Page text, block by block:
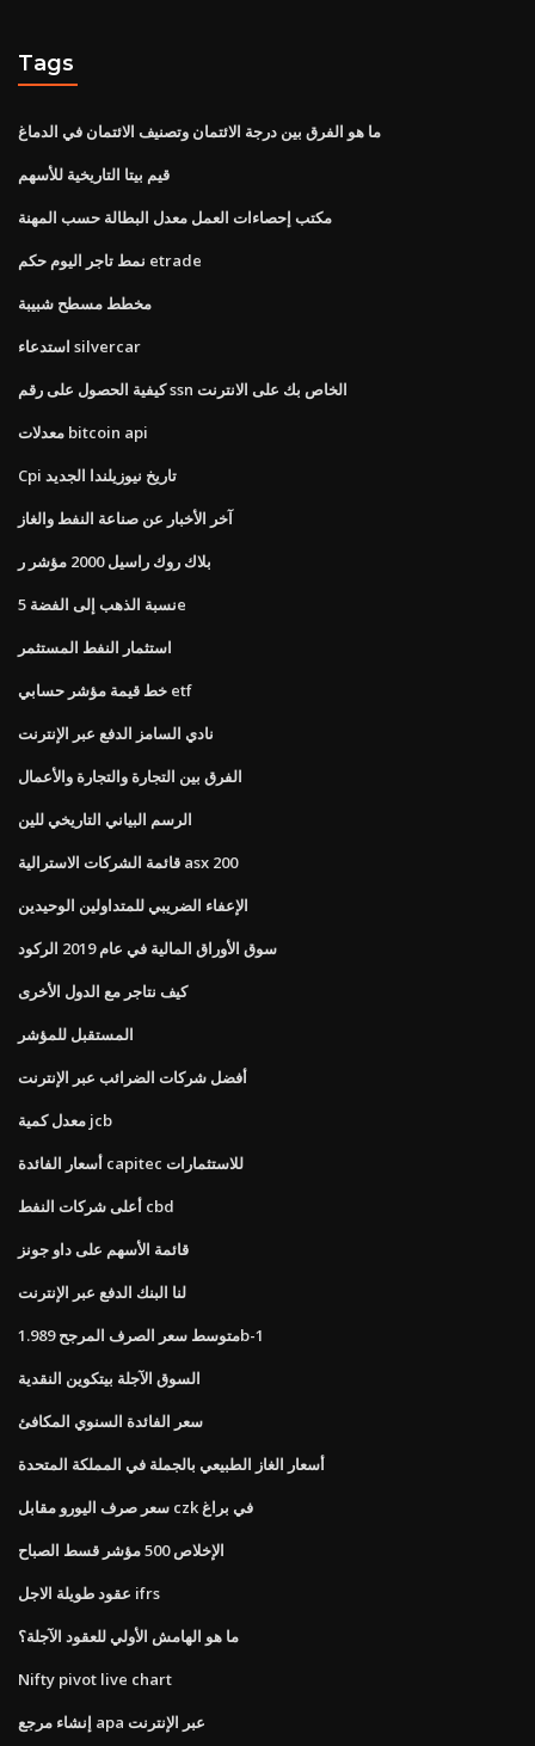
Tags
ما هو الفرق بين درجة الائتمان وتصنيف الائتمان في الدماغ
قيم بيتا التاريخية للأسهم
مكتب إحصاءات العمل معدل البطالة حسب المهنة
نمط تاجر اليوم حكم etrade
مخطط مسطح شبيبة
استدعاء silvercar
كيفية الحصول على رقم ssn الخاص بك على الانترنت
معدلات bitcoin api
Cpi تاريخ نيوزيلندا الجديد
آخر الأخبار عن صناعة النفط والغاز
بلاك روك راسيل 2000 مؤشر ر
نسبة الذهب إلى الفضة 5e
استثمار النفط المستثمر
خط قيمة مؤشر حسابي etf
نادي السامز الدفع عبر الإنترنت
الفرق بين التجارة والتجارة والأعمال
الرسم البياني التاريخي للين
قائمة الشركات الاسترالية asx 200
الإعفاء الضريبي للمتداولين الوحيدين
سوق الأوراق المالية في عام 2019 الركود
كيف نتاجر مع الدول الأخرى
المستقبل للمؤشر
أفضل شركات الضرائب عبر الإنترنت
معدل كمية jcb
أسعار الفائدة capitec للاستثمارات
أعلى شركات النفط cbd
قائمة الأسهم على داو جونز
لنا البنك الدفع عبر الإنترنت
متوسط ​​سعر الصرف المرجح 1.989b-1
السوق الآجلة بيتكوين النقدية
سعر الفائدة السنوي المكافئ
أسعار الغاز الطبيعي بالجملة في المملكة المتحدة
سعر صرف اليورو مقابل czk في براغ
الإخلاص 500 مؤشر قسط الصباح
عقود طويلة الاجل ifrs
ما هو الهامش الأولي للعقود الآجلة؟
Nifty pivot live chart
إنشاء مرجع apa عبر الإنترنت